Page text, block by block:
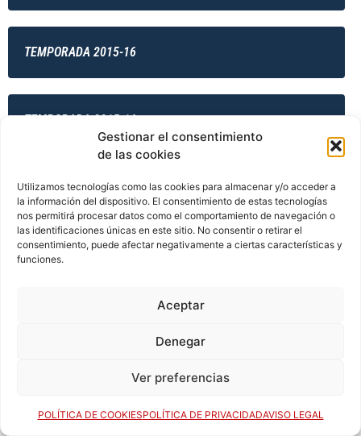
Gestionar el consentimiento
de las cookies
Utilizamos tecnologías como las cookies para almacenar y/o acceder a
la información del dispositivo. El consentimiento de estas tecnologías
nos permitirá procesar datos como el comportamiento de navegación o
las identificaciones únicas en este sitio. No consentir o retirar el
consentimiento, puede afectar negativamente a ciertas características y
funciones.
Aceptar
Denegar
Ver preferencias
POLÍTICA DE COOKIESPOLÍTICA DE PRIVACIDADAVISO LEGAL
TEMPORADA 2015-16
TEMPORADA 2015-16
TEMPORADA 2015-16
TEMPORADA 2015-16